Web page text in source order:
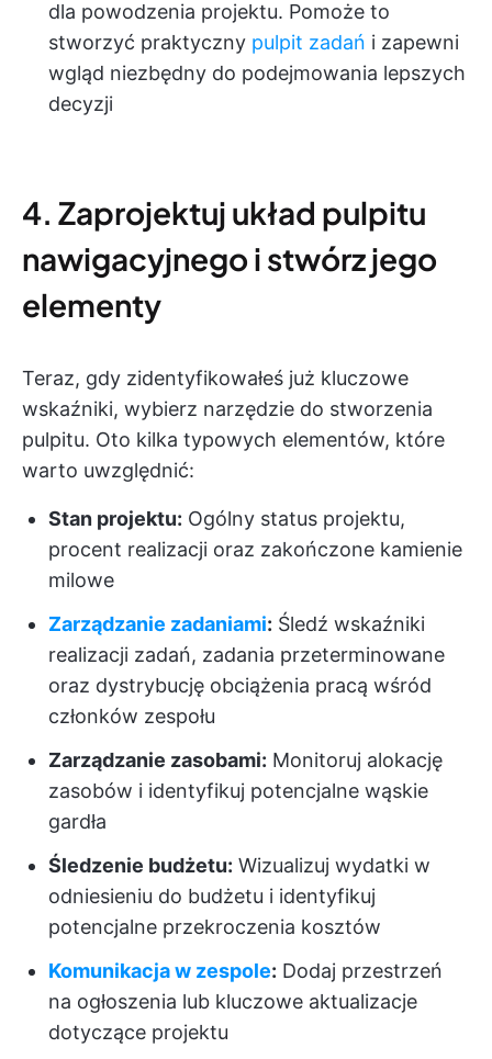
dla powodzenia projektu. Pomoże to
stworzyć praktyczny pulpit zadań i zapewni
wgląd niezbędny do podejmowania lepszych
decyzji
4. Zaprojektuj układ pulpitu
nawigacyjnego i stwórz jego
elementy
Teraz, gdy zidentyfikowałeś już kluczowe
wskaźniki, wybierz narzędzie do stworzenia
pulpitu. Oto kilka typowych elementów, które
warto uwzględnić:
Stan projektu: Ogólny status projektu,
procent realizacji oraz zakończone kamienie
milowe
Zarządzanie zadaniami: Śledź wskaźniki
realizacji zadań, zadania przeterminowane
oraz dystrybucję obciążenia pracą wśród
członków zespołu
Zarządzanie zasobami: Monitoruj alokację
zasobów i identyfikuj potencjalne wąskie
gardła
Śledzenie budżetu: Wizualizuj wydatki w
odniesieniu do budżetu i identyfikuj
potencjalne przekroczenia kosztów
Komunikacja w zespole: Dodaj przestrzeń
na ogłoszenia lub kluczowe aktualizacje
dotyczące projektu